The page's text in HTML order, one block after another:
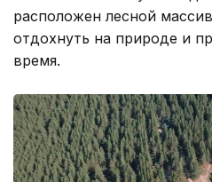
расположен лесной
отдохнуть на природе и
время.